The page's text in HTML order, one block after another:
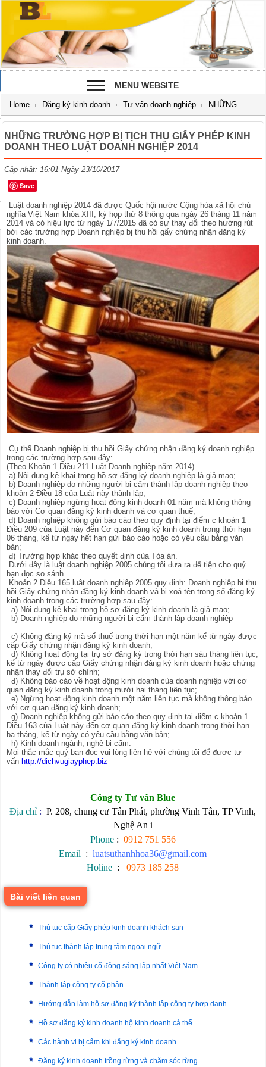
MENU WEBSITE
Home Đăng ký kinh doanh Tư vấn doanh nghiệp NHỮNG
DOANH NGHIỆP 2014
NHỮNG TRƯỜNG HỢP BỊ TỊCH THU GIẤY PHÉP KINH
DOANH THEO LUẬT DOANH NGHIỆP 2014
Cập nhật: 16:01 Ngày 23/10/2017
Save
Luật doanh nghiệp 2014 đã được Quốc hội nước Cộng hòa xã hội chủ
nghĩa Việt Nam khóa XIII, kỳ họp thứ 8 thông qua ngày 26 tháng 11 năm
2014 và có hiệu lực từ ngày 1/7/2015 đã có sự thay đổi theo hướng rút
bới các trường hợp Doanh nghiệp bị thu hồi gấy chứng nhận đăng ký
kinh doanh.
Cụ thể Doanh nghiệp bị thu hồi Giấy chứng nhận đăng ký doanh nghiệp
trong các trường hợp sau đây:
(Theo Khoản 1 Điều 211 Luật Doanh nghiệp năm 2014)
a) Nội dung kê khai trong hồ sơ đăng ký doanh nghiệp là giả mạo;
b) Doanh nghiệp do những người bị cấm thành lập doanh nghiệp theo
khoản 2 Điều 18 của Luật này thành lập;
c) Doanh nghiệp ngừng hoạt động kinh doanh 01 năm mà không thông
báo với Cơ quan đăng ký kinh doanh và cơ quan thuế;
d) Doanh nghiệp không gửi báo cáo theo quy định tại điểm c khoản 1
Điều 209 của Luật này đến Cơ quan đăng ký kinh doanh trong thời hạn
06 tháng, kể từ ngày hết hạn gửi báo cáo hoặc có yêu cầu bằng văn
bản;
đ) Trường hợp khác theo quyết định của Tòa án.
Dưới đây là luật doanh nghiệp 2005 chúng tôi đưa ra để tiện cho quý
bạn đọc so sánh.
Khoản 2 Điều 165 luật doanh nghiệp 2005 quy định: Doanh nghiệp bị thu
hồi Giấy chứng nhận đăng ký kinh doanh và bị xoá tên trong sổ đăng ký
kinh doanh trong các trường hợp sau đây:
a) Nội dung kê khai trong hồ sơ đăng ký kinh doanh là giả mạo;
b) Doanh nghiệp do những người bị cấm thành lập doanh nghiệp
c) Không đăng ký mã số thuế trong thời hạn một năm kể từ ngày được
cấp Giấy chứng nhận đăng ký kinh doanh;
d) Không hoạt động tại trụ sở đăng ký trong thời hạn sáu tháng liên tục,
kể từ ngày được cấp Giấy chứng nhận đăng ký kinh doanh hoặc chứng
nhận thay đổi trụ sở chính;
đ) Không báo cáo về hoạt động kinh doanh của doanh nghiệp với cơ
quan đăng ký kinh doanh trong mười hai tháng liên tục;
e) Ngừng hoạt động kinh doanh một năm liên tục mà không thông báo
với cơ quan đăng ký kinh doanh;
g) Doanh nghiệp không gửi báo cáo theo quy định tại điểm c khoản 1
Điều 163 của Luật này đến cơ quan đăng ký kinh doanh trong thời hạn
ba tháng, kể từ ngày có yêu cầu bằng văn bản;
h) Kinh doanh ngành, nghề bị cấm.
Mọi thắc mắc quý bạn đọc vui lòng liên hệ với chúng tôi để được tư
vấnhttp://dichvugiayphep.biz
Công ty Tư vấn Blue
Địa chỉ : P. 208, chung cư Tân Phát, phường Vinh Tân, TP Vinh,
Nghệ An i
Phone: 0912 751 556
Email : luatsuthanhhoa36@gmail.com
Holine : 0973 185 258
Bài viết liên quan
Thủ tục cấp Giấy phép kinh doanh khách sạn
Thủ tục thành lập trung tâm ngoại ngữ
Công ty có nhiều cổ đông sáng lập nhất Việt Nam
Thành lập công ty cổ phần
Hướng dẫn làm hồ sơ đăng ký thành lập công ty hợp danh
Hồ sơ đăng ký kinh doanh hộ kinh doanh cá thể
Các hành vi bị cấm khi đăng ký kinh doanh
Đăng ký kinh doanh trồng rừng và chăm sóc rừng